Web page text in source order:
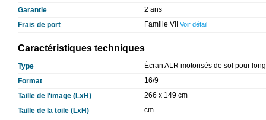
Garantie
2 ans
Frais de port
Famille VII Voir détail
Caractéristiques techniques
Type
Écran ALR motorisés de sol pour
Format
16/9
Taille de l'image (LxH)
266 x 149 cm
Taille de la toile (LxH)
cm